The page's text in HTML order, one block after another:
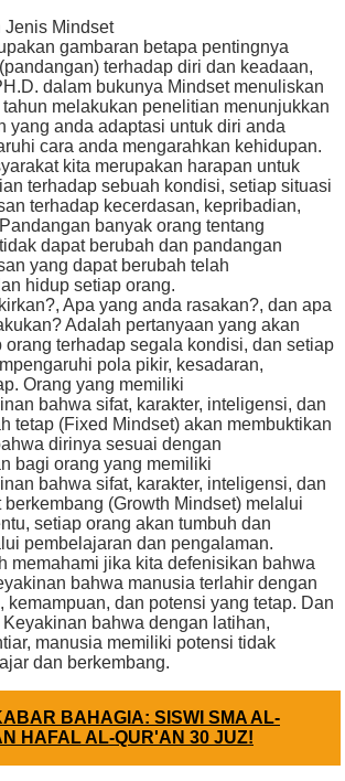
Jenis Mindset
gambaran betapa pentingnya
terhadap diri dan keadaan,
dalam bukunya Mindset menuliskan
melakukan penelitian menunjukkan
yang anda adaptasi untuk diri anda
cara anda mengarahkan kehidupan.
kita merupakan harapan untuk
terhadap sebuah kondisi, setiap situasi
terhadap kecerdasan, kepribadian,
banyak orang tentang
dapat berubah dan pandangan
yang dapat berubah telah
hidup setiap orang.
Apa yang anda rasakan?, dan apa
Adalah pertanyaan yang akan
orang terhadap segala kondisi, dan setiap
pola pikir, kesadaran,
Orang yang memiliki
bahwa sifat, karakter, inteligensi, dan
tetap (Fixed Mindset) akan membuktikan
dirinya sesuai dengan
bagi orang yang memiliki
bahwa sifat, karakter, inteligensi, dan
(Growth Mindset) melalui
setiap orang akan tumbuh dan
pembelajaran dan pengalaman.
memahami jika kita defenisikan bahwa
bahwa manusia terlahir dengan
kemampuan, dan potensi yang tetap. Dan
Keyakinan bahwa dengan latihan,
manusia memiliki potensi tidak
dan berkembang.
BAHAGIA: SISWI SMA AL-
HAFAL AL-QUR'AN 30 JUZ!